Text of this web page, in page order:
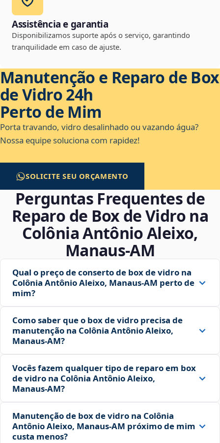
Assistência e garantia
Disponibilizamos suporte após o serviço, garantindo
tranquilidade em caso de ajuste.
Manutenção e Reparo de Box
de Vidro 24h
Perto de Mim
Porta travando, vidro desalinhado ou vazando água?
Nossa equipe soluciona com rapidez!
SOLICITE SEU ORÇAMENTO
Perguntas Frequentes de
Reparo de Box de Vidro na
Colônia Antônio Aleixo,
Manaus‑AM
Qual o preço de conserto de box de vidro na
Colônia Antônio Aleixo, Manaus‑AM perto de
mim?
Como saber que o box de vidro precisa de
manutenção na Colônia Antônio Aleixo,
Manaus‑AM?
Vocês fazem qualquer tipo de reparo em box
de vidro na Colônia Antônio Aleixo,
Manaus‑AM?
Manutenção de box de vidro na Colônia
Antônio Aleixo, Manaus‑AM próximo de mim
custa menos?